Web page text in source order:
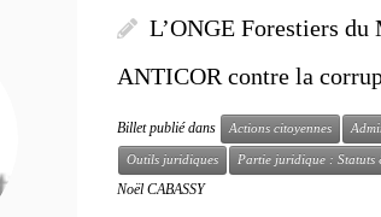
L’ONGE Forestiers du
ANTICOR contre la
Billet publié dans Actions citoyennes
Outils juridiques Partie juridique : Statuts
Noël CABASSY